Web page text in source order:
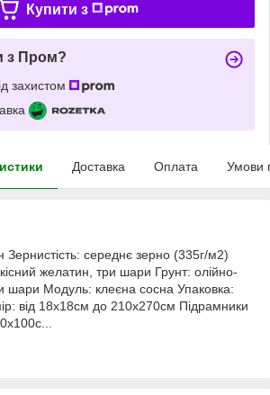
Купити з
з Пром?
захистом
Доставка Оплата Умови
середнє зерно (335г/м2)
желатин, три шари Грунт: олійно-
шари Модуль: клеєна сосна Упаковка:
від 18х18см до 210х270см Підрамники